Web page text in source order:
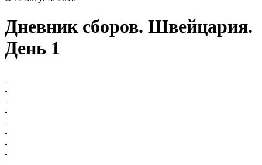
Дневник сборов. Швейцария.
День 1